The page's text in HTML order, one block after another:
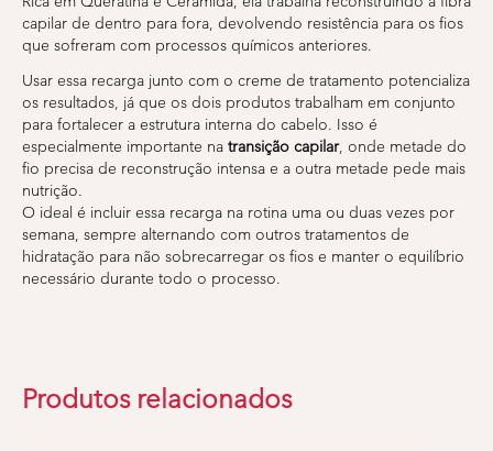
capilar de dentro para fora, devolvendo resistência para os fios
que sofreram com processos químicos anteriores.
Usar essa recarga junto com o creme de tratamento potencializa
os resultados, já que os dois produtos trabalham em conjunto
para fortalecer a estrutura interna do cabelo. Isso é
especialmente importante na transição capilar, onde metade do
fio precisa de reconstrução intensa e a outra metade pede mais
nutrição.
O ideal é incluir essa recarga na rotina uma ou duas vezes por
semana, sempre alternando com outros tratamentos de
hidratação para não sobrecarregar os fios e manter o equilíbrio
necessário durante todo o processo.
Produtos relacionados